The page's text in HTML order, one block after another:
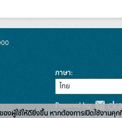
ภาษา
Powered by:
องผู้ใช้ให้ดียิ่งขึ้น หากต้องการเปิดใช้งาน